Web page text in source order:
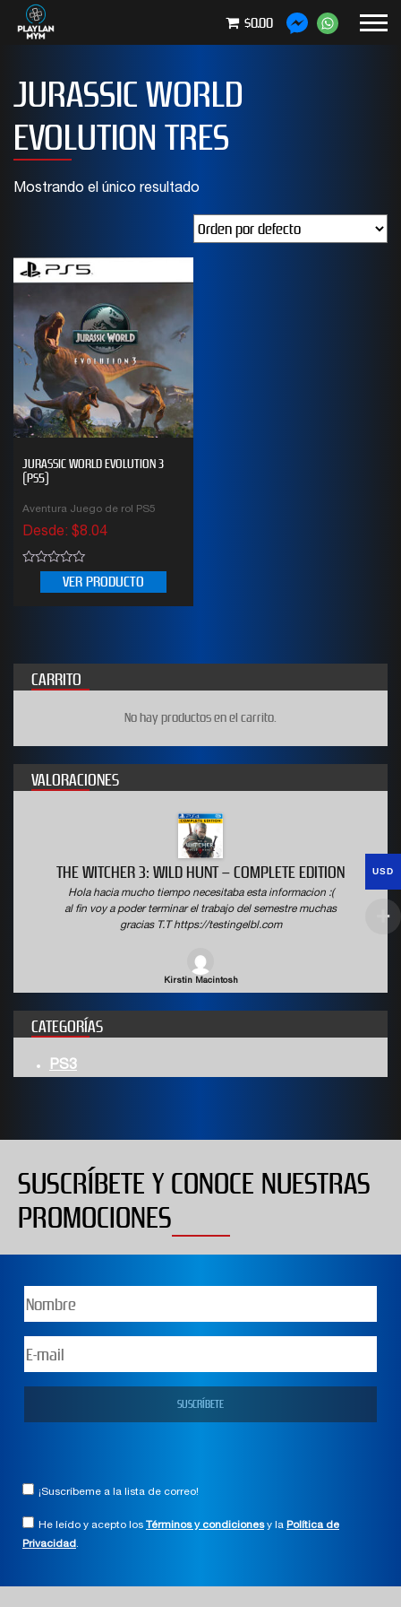
$0.00
JURASSIC WORLD
EVOLUTION TRES
Mostrando el único resultado
JURASSIC WORLD EVOLUTION 3
(PS5)
Aventura Juego de rol PS5
Desde: $8.04
VER PRODUCTO
CARRITO
No hay productos en el carrito.
VALORACIONES
THE WITCHER 3: WILD HUNT – COMPLETE EDITION
Hola hacia mucho tiempo necesitaba esta informacion :(
al fin voy a poder terminar el trabajo del semestre muchas
gracias T.T https://testingelbl.com
Kirstin Macintosh
CATEGORÍAS
PS3
SUSCRÍBETE Y CONOCE NUESTRAS
PROMOCIONES
¡Suscríbeme a la lista de correo!
He leído y acepto los Términos y condicionesy la Política de
Privacidad.
USD